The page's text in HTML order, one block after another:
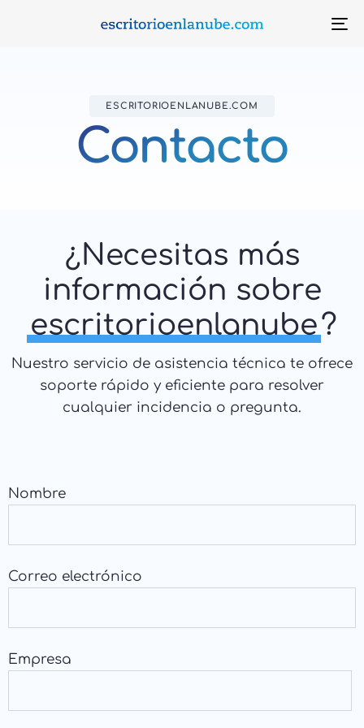
ESCRITORIOENLANUBE.COM
Contacto
¿Necesitas más
información sobre
escritorioenlanube?
Nuestro servicio de asistencia técnica te ofrece
soporte rápido y eficiente para resolver
cualquier incidencia o pregunta.
Nombre
Correo electrónico
Empresa